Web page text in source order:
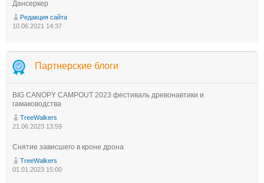
Дансеркер
Редакция сайта
10.06.2021 14:37
Партнерские блоги
BIG CANOPY CAMPOUT 2023 фестиваль древонавтики и
гамаководства
TreeWalkers
21.06.2023 13:59
Снятие зависшего в кроне дрона
TreeWalkers
01.01.2023 15:00